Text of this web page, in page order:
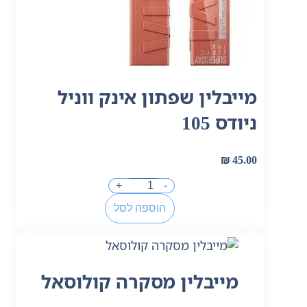
מייבלין שפתון אינק ווניל
ניודס 105
₪45.00
-
+
הוספה לסל
מייבלין מסקרה קולוסאל